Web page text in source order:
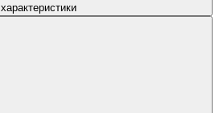
характеристики